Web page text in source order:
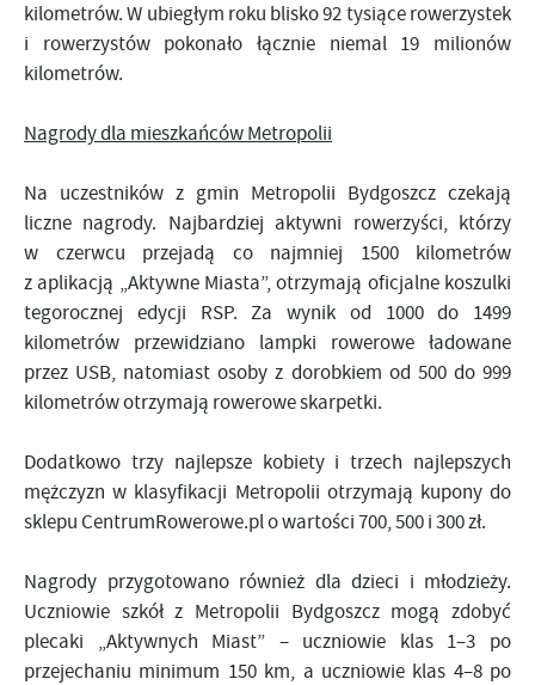
kilometrów. W ubiegłym roku blisko 92 tysiące rowerzystek
i rowerzystów pokonało łącznie niemal 19 milionów
kilometrów.
Nagrody dla mieszkańców Metropolii
Na uczestników z gmin Metropolii Bydgoszcz czekają
liczne nagrody. Najbardziej aktywni rowerzyści, którzy
w czerwcu przejadą co najmniej 1500 kilometrów
z aplikacją „Aktywne Miasta”, otrzymają oficjalne koszulki
tegorocznej edycji RSP. Za wynik od 1000 do 1499
kilometrów przewidziano lampki rowerowe ładowane
przez USB, natomiast osoby z dorobkiem od 500 do 999
kilometrów otrzymają rowerowe skarpetki.
Dodatkowo trzy najlepsze kobiety i trzech najlepszych
mężczyzn w klasyfikacji Metropolii otrzymają kupony do
sklepu CentrumRowerowe.pl o wartości 700, 500 i 300 zł.
Nagrody przygotowano również dla dzieci i młodzieży.
Uczniowie szkół z Metropolii Bydgoszcz mogą zdobyć
plecaki „Aktywnych Miast” – uczniowie klas 1–3 po
przejechaniu minimum 150 km, a uczniowie klas 4–8 po